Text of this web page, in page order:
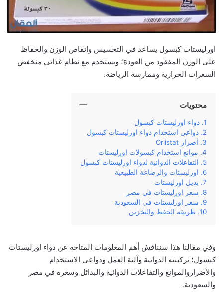
اورليستات كبسول يساعد في التخسيس وإنقاص الوزن والحفاظ
على الوزن المفقود من العودة؛ ويستخدم مع نظام غذائي منخفض
السعرات الحرارية وممارسة الرياضة.
محتويات
دواء اورليستات كبسول
دواعي استخدام دواء اورليستات كبسول
أضرار Orlistat
موانع استخدام كبسولات اورليستات
التفاعلات الدوائية لدواء اورليستات كبسول
اورليستات والرضاعة الطبيعية
بديل اورليستات
سعر اورليستات في مصر
سعر اورليستات في السعودية
طريقة الحفظ والتخزين
وفي مقالنا هذا سنناقش أهم المعلومات المتاحة عن دواء اورليستات
كبسول؛ تركيبته الدوائية وآلية العمل ودواعي الاستخدام
والأضراروالموانع والتفاعلات الدوائية والبدائل وسعره في مصر
والسعودية.